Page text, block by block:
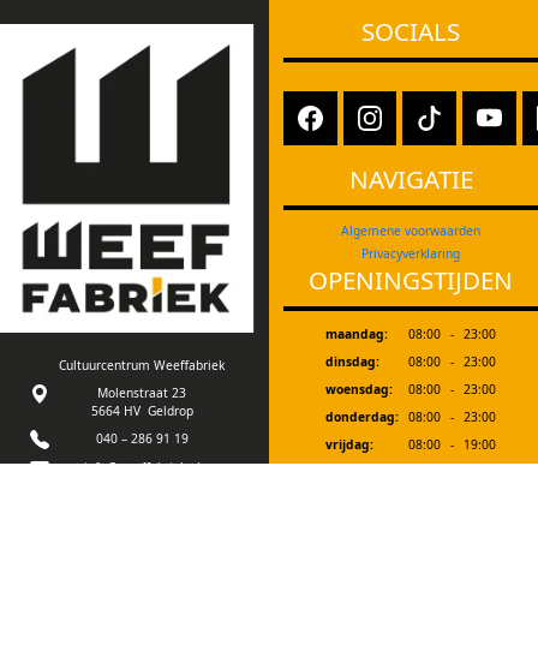
Cultuurcentrum Weeffabriek
Molenstraat 23
5664 HV Geldrop
040 – 286 91 19
info@weeffabriek.nl
SOCIALS
NAVIGATIE
Algemene voorwaarden
Privacyverklaring
OPENINGSTIJDEN
maandag: 08:00 - 23:00
dinsdag:
08:00 - 23:00
woensdag:
08:00 - 23:00
donderdag: 08:00 - 23:00
vrijdag:
08:00 -
19:00